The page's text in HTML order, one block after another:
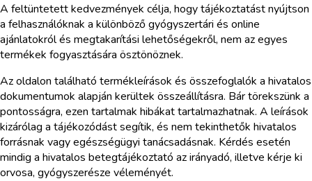
A feltüntetett kedvezmények célja, hogy tájékoztatást nyújtson
a felhasználóknak a különböző gyógyszertári és online
ajánlatokról és megtakarítási lehetőségekről, nem az egyes
termékek fogyasztására ösztönöznek.
Az oldalon található termékleírások és összefoglalók a hivatalos
dokumentumok alapján kerültek összeállításra. Bár törekszünk a
pontosságra, ezen tartalmak hibákat tartalmazhatnak. A leírások
kizárólag a tájékozódást segítik, és nem tekinthetők hivatalos
forrásnak vagy egészségügyi tanácsadásnak. Kérdés esetén
mindig a hivatalos betegtájékoztató az irányadó, illetve kérje ki
orvosa, gyógyszerésze véleményét.